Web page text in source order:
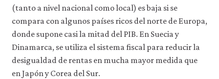
(tanto a nivel nacional como local) es baja si se
compara con algunos países ricos del norte de Europa,
donde supone casi la mitad del PIB. En Suecia y
Dinamarca, se utiliza el sistema fiscal para reducir la
desigualdad de rentas en mucha mayor medida que
en Japón y Corea del Sur.